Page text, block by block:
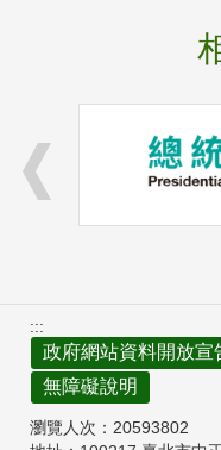
:::
政府網站資料開放宣
無障礙說明
瀏覽人次： 20593802